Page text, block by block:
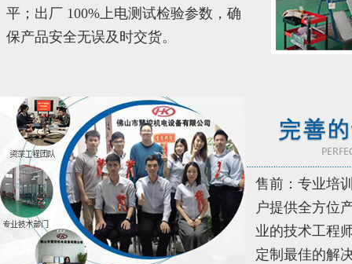
平；出厂 100%上电测试检验参数，确
保产品安全无误及时交货。
售前：专业培
户提供全方位
业的技术工程
定制最佳的解